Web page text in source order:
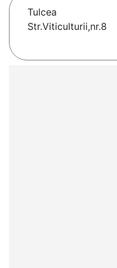
Tulcea
Str.Viticulturii,nr.8